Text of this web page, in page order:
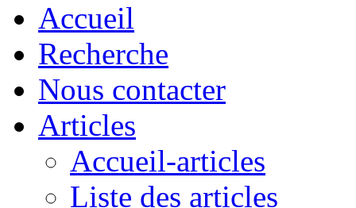
Accueil
Recherche
Nous contacter
Articles
Accueil-articles
Liste des articles